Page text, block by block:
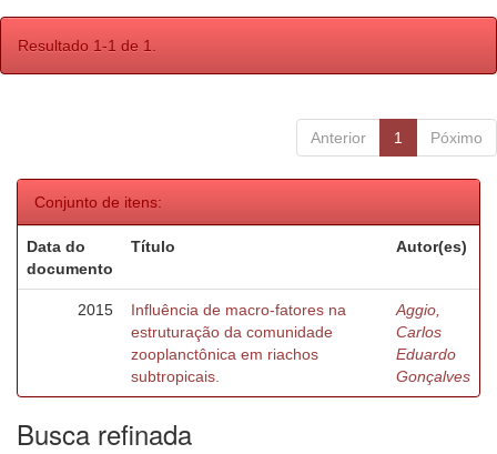
Resultado 1-1 de 1.
Anterior 1 Póximo
Conjunto de itens:
Data do
documento
Título Autor(es)
2015
Influência de macro-fatores na
estruturação da comunidade
zooplanctônica em riachos
subtropicais.
Aggio,
Carlos
Eduardo
Gonçalves
Busca refinada